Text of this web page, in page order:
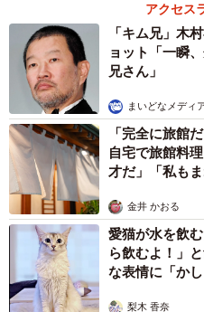
アクセス
「キム兄」木
ョット「一瞬
兄さん」
まいどなメディ
「完全に旅館
自宅で旅館料
才だ」「私もま
金井 かおる
愛猫が水を飲
ら飲むよ！」
な表情に「か
梨木 香奈